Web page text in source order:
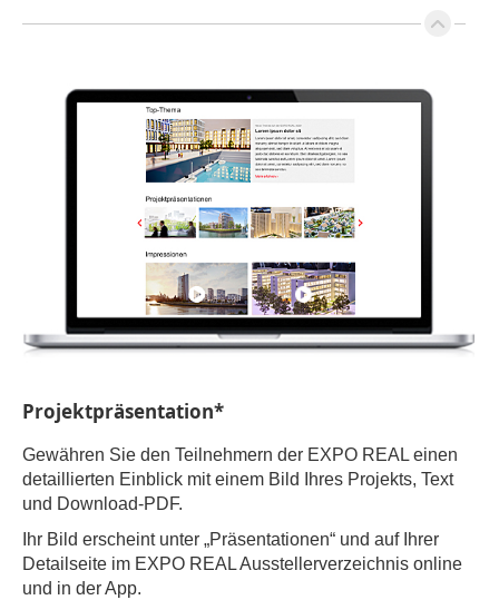
Projektpräsentation*
Gewähren Sie den Teilnehmern der EXPO REAL einen
detaillierten Einblick mit einem Bild Ihres Projekts, Text
und Download-PDF.
Ihr Bild erscheint unter „Präsentationen“ und auf Ihrer
Detailseite im EXPO REAL Ausstellerverzeichnis online
und in der App.